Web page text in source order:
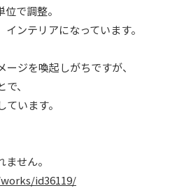
ベント情報
・お問い合わせ
で調整。
ンテリアになっています。
ジを喚起しがちですが、
、
います。
せん。
id36119/